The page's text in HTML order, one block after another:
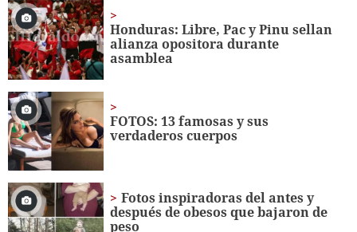
1
minute,
20
seconds
Honduras: Libre, Pac y Pinu sellan
alianza opositora durante
asamblea
FOTOS: 13 famosas y sus
verdaderos cuerpos
Fotos inspiradoras del antes y
después de obesos que bajaron de
peso